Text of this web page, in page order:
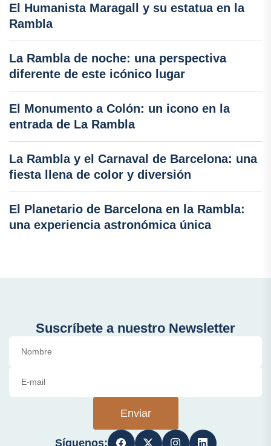
El Humanista Maragall y su estatua en la
Rambla
La Rambla de noche: una perspectiva
diferente de este icónico lugar
El Monumento a Colón: un icono en la
entrada de La Rambla
La Rambla y el Carnaval de Barcelona: una
fiesta llena de color y diversión
El Planetario de Barcelona en la Rambla:
una experiencia astronómica única
Suscríbete a nuestro Newsletter
Enviar
Síguenos: